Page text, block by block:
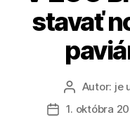
stavať
Autor
článku
Autor: je
Dátum
1. októbra